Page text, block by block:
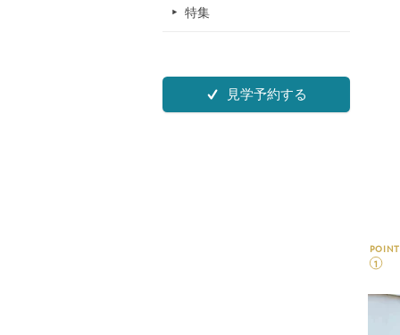
特集
見学予約する
POINT
1